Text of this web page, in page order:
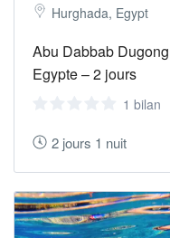
Hurghada, Egypt
Abu Dabbab
Egypte – 2 jours
1 bilan
2 jours 1 nuit